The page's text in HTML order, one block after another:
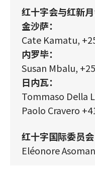
红十字会与红新
金沙萨：
Cate Kamatu,
内罗毕：
Susan Mbalu,
日内瓦：
Tommaso Della
Paolo Cravero
红十字国际委员会
Eléonore